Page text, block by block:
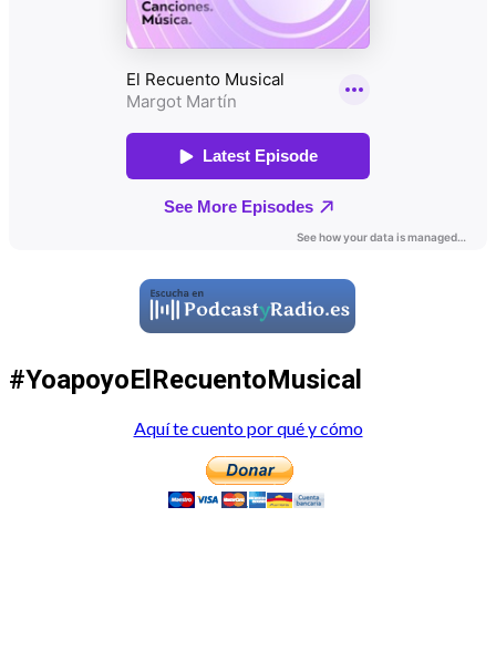
#YoapoyoElRecuentoMusical
Aquí te cuento por qué y cómo